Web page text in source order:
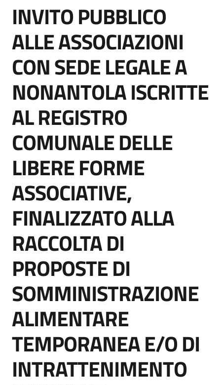
Tutti
gli
argomenti...
Seguici
su
Salta al contenuto
INVITO PUBBLICO
ALLE ASSOCIAZIONI
CON SEDE LEGALE A
NONANTOLA ISCRITTE
AL REGISTRO
COMUNALE DELLE
LIBERE FORME
ASSOCIATIVE,
FINALIZZATO ALLA
RACCOLTA DI
PROPOSTE DI
SOMMINISTRAZIONE
ALIMENTARE
TEMPORANEA E/O DI
INTRATTENIMENTO